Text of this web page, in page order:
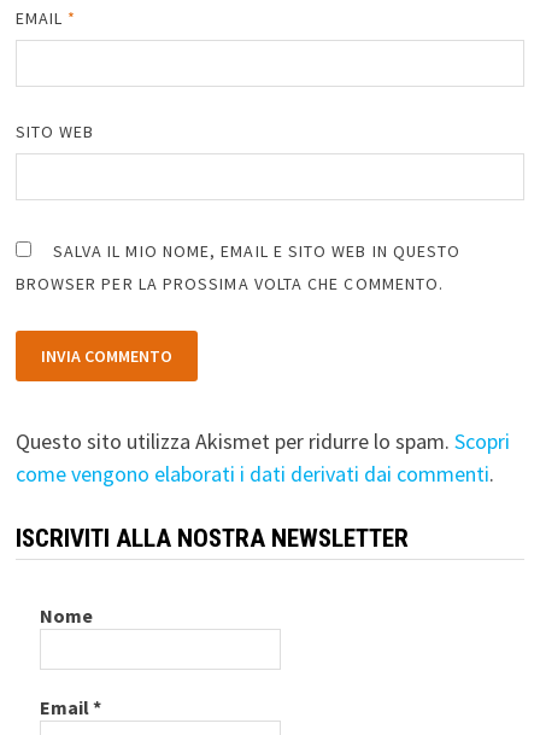
EMAIL *
SITO WEB
SALVA IL MIO NOME, EMAIL E SITO WEB IN QUESTO
BROWSER PER LA PROSSIMA VOLTA CHE COMMENTO.
Questo sito utilizza Akismet per ridurre lo spam. Scopri
come vengono elaborati i dati derivati dai commenti.
ISCRIVITI ALLA NOSTRA NEWSLETTER
Nome
Email*